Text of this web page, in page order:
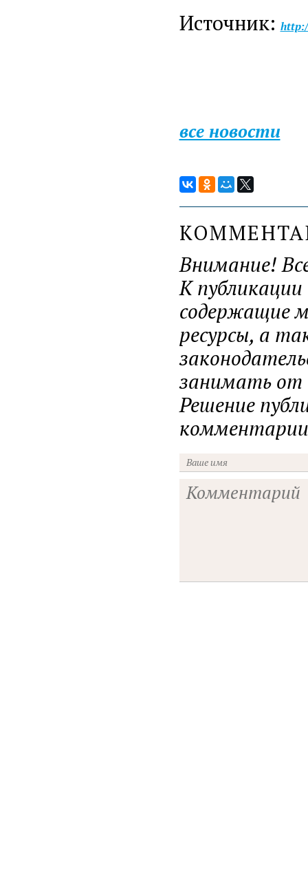
Источник:
все новости
Внимание!
К
содержащие
ресурсы, а
занимать от
Решение